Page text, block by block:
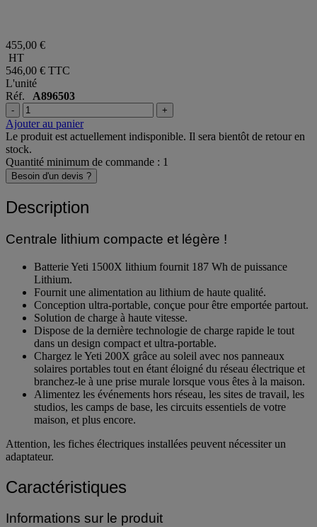
455,00 €
HT
546,00 € TTC
L'unité
Réf. A896503
- +
Ajouter au panier
Le produit est actuellement indisponible. Il sera bientôt de retour en
stock.
Quantité minimum de commande : 1
Besoin d'un devis ?
Description
Centrale lithium compacte et légère !
Batterie Yeti 1500X lithium fournit 187 Wh de puissance
Lithium.
Fournit une alimentation au lithium de haute qualité.
Conception ultra-portable, conçue pour être emportée partout.
Solution de charge à haute vitesse.
Dispose de la dernière technologie de charge rapide le tout
dans un design compact et ultra-portable.
Chargez le Yeti 200X grâce au soleil avec nos panneaux
solaires portables tout en étant éloigné du réseau électrique et
branchez-le à une prise murale lorsque vous êtes à la maison.
Alimentez les événements hors réseau, les sites de travail, les
studios, les camps de base, les circuits essentiels de votre
maison, et plus encore.
Attention, les fiches électriques installées peuvent nécessiter un
adaptateur.
Caractéristiques
Informations sur le produit